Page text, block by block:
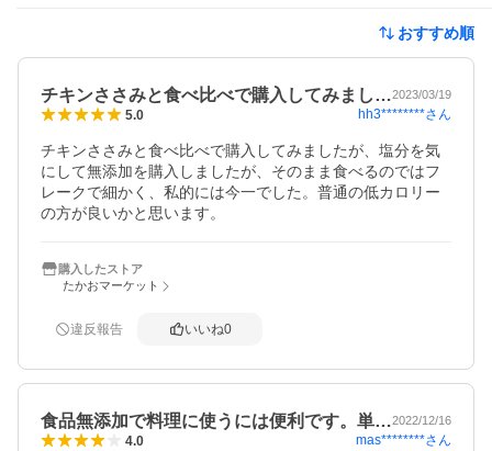
おすすめ順
チキンささみと食べ比べで購入してみまし…2023/03/19
5.0 hh3********さん
チキンささみと食べ比べで購入してみましたが、塩分を気
にして無添加を購入しましたが、そのまま食べるのではフ
レークで細かく、私的には今一でした。普通の低カロリー
の方が良いかと思います。
購入したストア
たかおマーケット
違反報告 いいね0
食品無添加で料理に使うには便利です。単…2022/12/16
4.0 mas********さん